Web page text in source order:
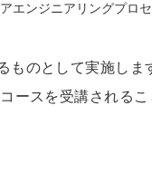
エンジニアリングプロ
ものとして実施しま
ースを受講されるこ